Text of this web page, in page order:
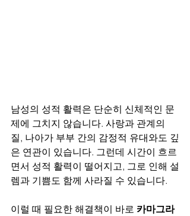
남성의 성적 활력은 단순히 신체적인 문
제에 그치지 않습니다. 사랑과 관계의
질, 나아가 부부 간의 감정적 유대와도 깊
은 연관이 있습니다. 그런데 시간이 흐르
면서 성적 활력이 떨어지고, 그로 인해 설
렘과 기쁨도 함께 사라질 수 있습니다.
이럴 때 필요한 해결책이 바로 카마그라